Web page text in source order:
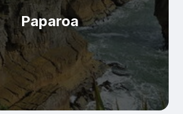
Paparoa